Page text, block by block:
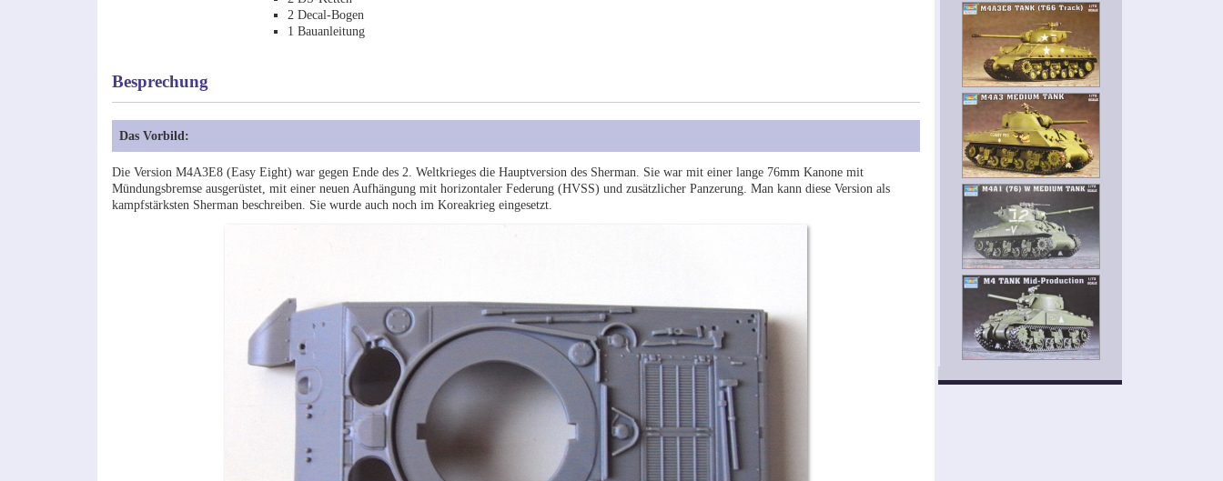
2 Decal-Bogen
1 Bauanleitung
Besprechung
Das Vorbild:
Die Version M4A3E8 (Easy Eight) war gegen Ende des 2. Weltkrieges die Hauptversion des Sherman. Sie war mit einer lange 76mm Kanone mit
Mündungsbremse ausgerüstet, mit einer neuen Aufhängung mit horizontaler Federung (HVSS) und zusätzlicher Panzerung. Man kann diese Version als
kampfstärksten Sherman beschreiben. Sie wurde auch noch im Koreakrieg eingesetzt.